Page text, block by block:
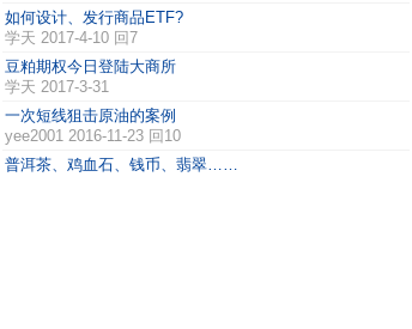
如何设计、发行商品ETF?
学天 2017-4-10 回7
豆粕期权今日登陆大商所
学天 2017-3-31
一次短线狙击原油的案例
yee2001 2016-11-23 回10
普洱茶、鸡血石、钱币、翡翠……